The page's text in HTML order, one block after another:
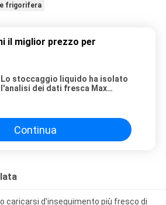
frigorifera
il miglior prezzo per
Lo stoccaggio liquido ha isolato
l'analisi dei dati fresca Max
Continua
caricarsi d'inseguimento più fresco di